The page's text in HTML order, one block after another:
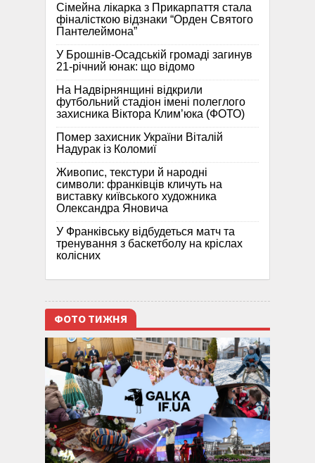
Сімейна лікарка з Прикарпаття стала
фіналісткою відзнаки “Орден Святого
Пантелеймона”
У Брошнів-Осадській громаді загинув
21-річний юнак: що відомо
На Надвірнянщині відкрили
футбольний стадіон імені полеглого
захисника Віктора Клим’юка (ФОТО)
Помер захисник України Віталій
Надурак із Коломиї
Живопис, текстури й народні
символи: франківців кличуть на
виставку київського художника
Олександра Яновича
У Франківську відбудеться матч та
тренування з баскетболу на кріслах
колісних
ФОТО ТИЖНЯ